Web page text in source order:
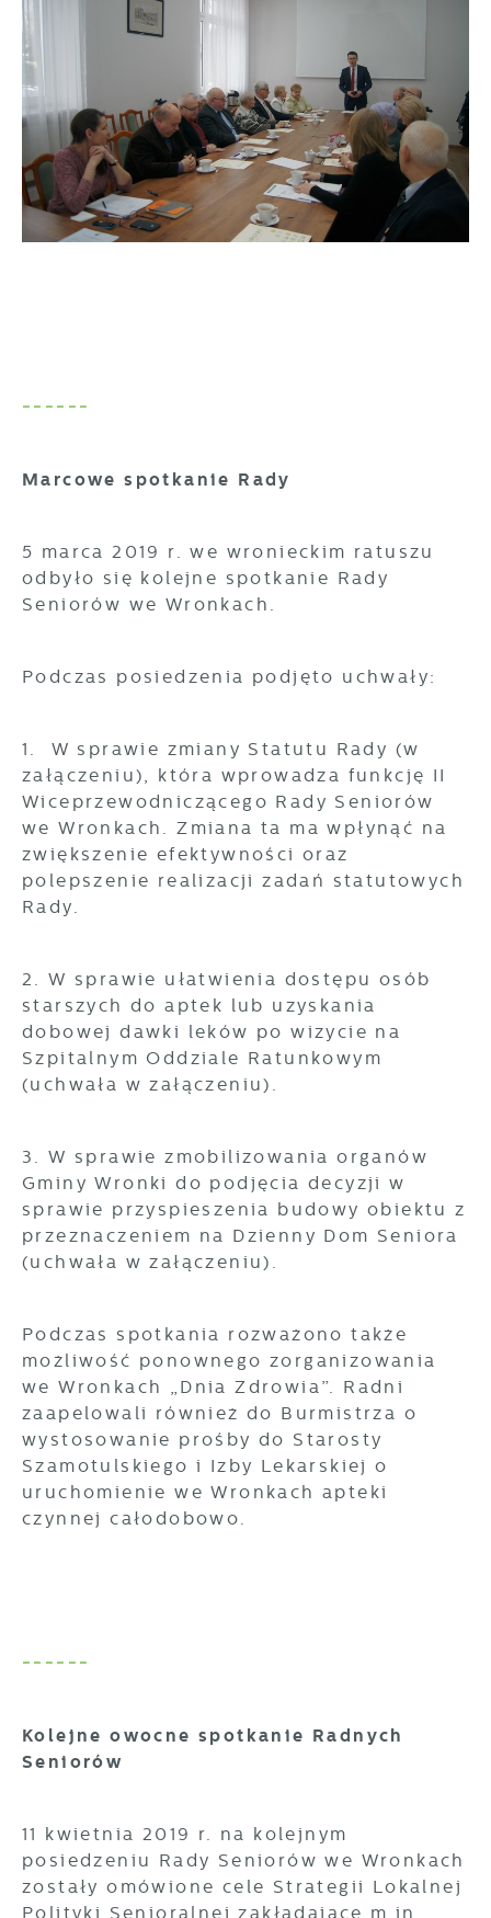
------
Marcowe spotkanie Rady
5 marca 2019 r. we wronieckim ratuszu
odbyło się kolejne spotkanie Rady
Seniorów we Wronkach.
Podczas posiedzenia podjęto uchwały:
1. W sprawie zmiany Statutu Rady (w
załączeniu), która wprowadza funkcję II
Wiceprzewodniczącego Rady Seniorów
we Wronkach. Zmiana ta ma wpłynąć na
zwiększenie efektywności oraz
polepszenie realizacji zadań statutowych
Rady.
2. W sprawie ułatwienia dostępu osób
starszych do aptek lub uzyskania
dobowej dawki leków po wizycie na
Szpitalnym Oddziale Ratunkowym
(uchwała w załączeniu).
3. W sprawie zmobilizowania organów
Gminy Wronki do podjęcia decyzji w
sprawie przyspieszenia budowy obiektu z
przeznaczeniem na Dzienny Dom Seniora
(uchwała w załączeniu).
Podczas spotkania rozważono także
możliwość ponownego zorganizowania
we Wronkach „Dnia Zdrowia”. Radni
zaapelowali również do Burmistrza o
wystosowanie prośby do Starosty
Szamotulskiego i Izby Lekarskiej o
uruchomienie we Wronkach apteki
czynnej całodobowo.
------
Kolejne owocne spotkanie Radnych
Seniorów
11 kwietnia 2019 r. na kolejnym
posiedzeniu Rady Seniorów we Wronkach
zostały omówione cele Strategii Lokalnej
Polityki Senioralnej zakładające m.in.